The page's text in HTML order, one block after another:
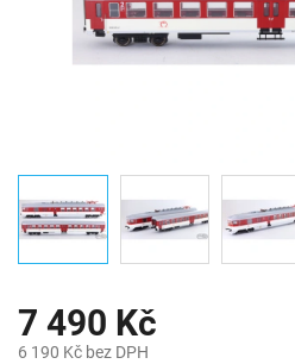
7 490 Kč
6 190 Kč bez DPH